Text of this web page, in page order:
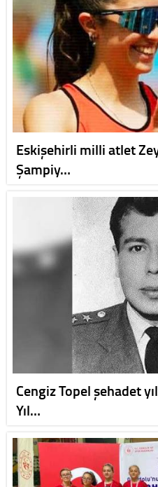
Eskişehirli milli atlet
Şampiy…
Cengiz Topel şehadet
Yıl…